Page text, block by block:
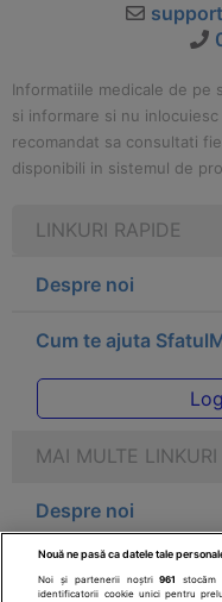
Informatiile medicale de
si informare si nu
recomandat sa consultati
disponibili in sistemul de
LINKURI RAPIDE
Despre noi
Cum te ajuta
MAI MULTE LINKURI
Despre noi
Legal
Nouă ne pasă ca datele tale
Noi și partenerii noștri961
stocăm
identificatorii cookie unici pentru